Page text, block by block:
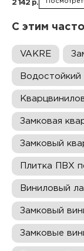
2 142 р.
С этим
VAKRE
Водостойкий
Замковая
Замковый
Плитка ПВХ
Виниловый
Замковый
Замковые